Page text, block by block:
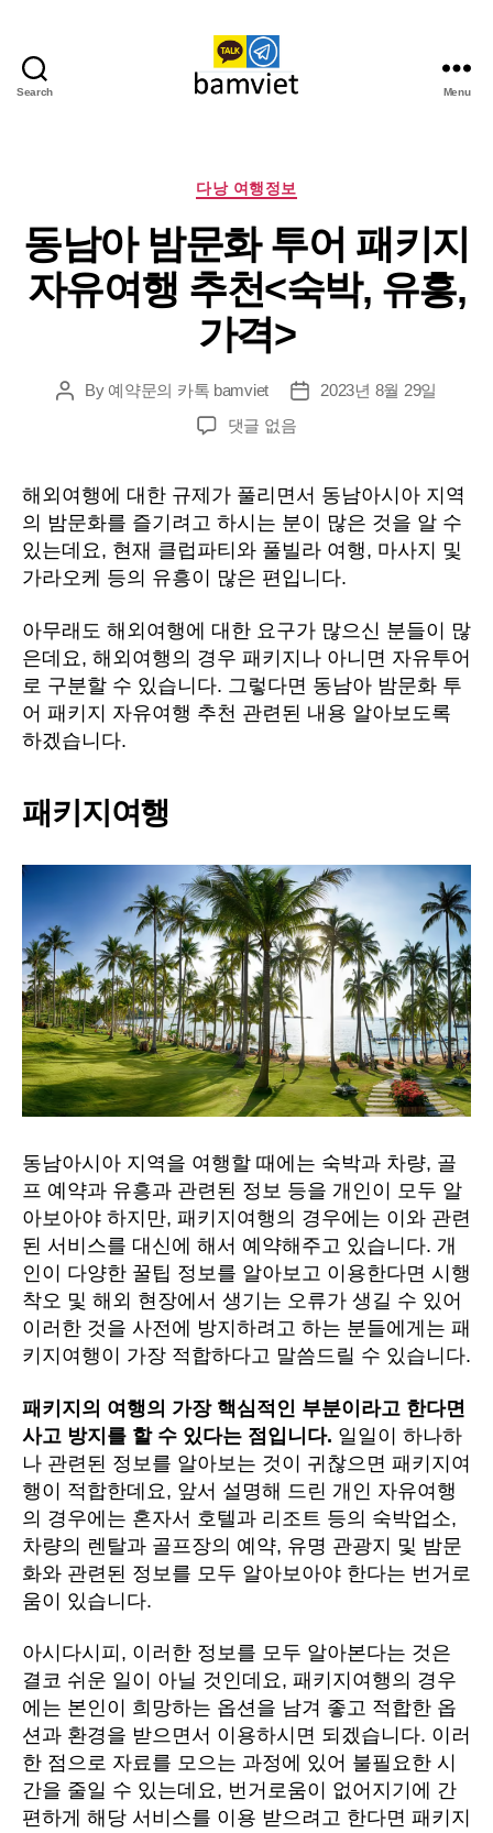
Search
라
케
I
황
제
투
Menu
Categories
다낭 여행정보
동남아 밤문화 투어 패키지
자유여행 추천<숙박, 유흥,
가격>
PostBy 예약문의 카톡 bamviet
Post2023년 8월 29일
동
밤
문
화
투
패
키
지
자
유
숙
박,
유
흥,
가
격
>
에
댓글 없음
해외여행에 대한 규제가 풀리면서 동남아시아 지역
의 밤문화를 즐기려고 하시는 분이 많은 것을 알 수
있는데요, 현재 클럽파티와 풀빌라 여행, 마사지 및
가라오케 등의 유흥이 많은 편입니다.
아무래도 해외여행에 대한 요구가 많으신 분들이 많
은데요, 해외여행의 경우 패키지나 아니면 자유투어
로 구분할 수 있습니다. 그렇다면 동남아 밤문화 투
어 패키지 자유여행 추천 관련된 내용 알아보도록
하겠습니다.
패키지여행
동남아시아 지역을 여행할 때에는 숙박과 차량, 골
프 예약과 유흥과 관련된 정보 등을 개인이 모두 알
아보아야 하지만, 패키지여행의 경우에는 이와 관련
된 서비스를 대신에 해서 예약해주고 있습니다. 개
인이 다양한 꿀팁 정보를 알아보고 이용한다면 시행
착오 및 해외 현장에서 생기는 오류가 생길 수 있어
이러한 것을 사전에 방지하려고 하는 분들에게는 패
키지여행이 가장 적합하다고 말씀드릴 수 있습니다.
패키지의 여행의 가장 핵심적인 부분이라고 한다면
사고 방지를 할 수 있다는 점입니다. 일일이 하나하
나 관련된 정보를 알아보는 것이 귀찮으면 패키지여
행이 적합한데요, 앞서 설명해 드린 개인 자유여행
의 경우에는 혼자서 호텔과 리조트 등의 숙박업소,
차량의 렌탈과 골프장의 예약, 유명 관광지 및 밤문
화와 관련된 정보를 모두 알아보아야 한다는 번거로
움이 있습니다.
아시다시피, 이러한 정보를 모두 알아본다는 것은
결코 쉬운 일이 아닐 것인데요, 패키지여행의 경우
에는 본인이 희망하는 옵션을 남겨 좋고 적합한 옵
션과 환경을 받으면서 이용하시면 되겠습니다. 이러
한 점으로 자료를 모으는 과정에 있어 불필요한 시
간을 줄일 수 있는데요, 번거로움이 없어지기에 간
편하게 해당 서비스를 이용 받으려고 한다면 패키지